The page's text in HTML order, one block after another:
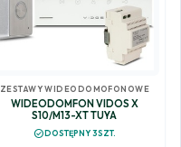
ZESTAWY WIDEODOMOFONOWE
WIDEODOMFON VIDOS X
S10/M13-XT TUYA
check_circleDOSTĘPNY 3SZT.